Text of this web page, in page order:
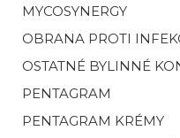
MYCOSYNERGY
OBRANA PROTI
OSTATNÉ BYLINNÉ
PENTAGRAM
PENTAGRAM KRÉMY